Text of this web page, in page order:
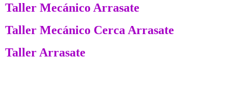
Taller Mecánico Arrasate
Taller Mecánico Cerca Arrasate
Taller Arrasate